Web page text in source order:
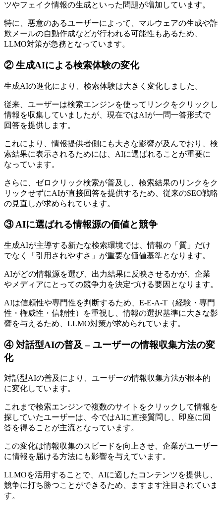
ツやフェイク情報の生成といった問題が増加しています。
特に、悪意のあるユーザーによって、マルウェアの生成や詐
欺メールの自動作成などが行われる可能性もあるため、
LLMO対策が急務となっています。
② 生成AIによる検索体験の変化
生成AIの進化により、検索体験は大きく変化しました。
従来、ユーザーは検索エンジンを使ってリンクをクリックし
情報を収集していましたが、現在ではAIが一問一答形式で
回答を提供します。
これにより、情報提供者側にも大きな影響が及んでおり、検
索結果に表示されるためには、AIに選ばれることが重要に
なっています。
さらに、ゼロクリック検索が普及し、検索結果のリンクをク
リックせずにAIが直接回答を提供するため、従来のSEO戦略
の見直しが求められています。
③ AIに選ばれる情報源の価値と競争
生成AIが主導する新たな検索環境では、情報の「質」だけ
でなく「引用されやすさ」が重要な価値基準となります。
AIがどの情報源を選び、出力結果に反映させるかが、企業
やメディアにとっての競争力を決定づける要因となります。
AIは信頼性や専門性を判断するため、E-E-A-T（経験・専門
性・権威性・信頼性）を重視し、情報の選択基準に大きな影
響を与えるため、LLMO対策が求められています。
④ 対話型AIの普及 – ユーザーの情報収集方法の変
化
対話型AIの普及により、ユーザーの情報収集方法が根本的
に変化しています。
これまで検索エンジンで複数のサイトをクリックして情報を
探していたユーザーは、今ではAIに直接質問し、即座に回
答を得ることが主流となっています。
この変化は情報収集のスピードを向上させ、企業がユーザー
に情報を届ける方法にも影響を与えています。
LLMOを活用することで、AIに適したコンテンツを提供し、
競争に打ち勝つことができるため、ますます注目されていま
す。